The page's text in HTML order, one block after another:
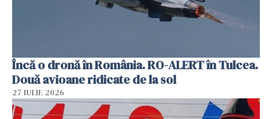
Încă o dronă în România. RO-ALERT în Tulcea.
Două avioane ridicate de la sol
27 IULIE 2026